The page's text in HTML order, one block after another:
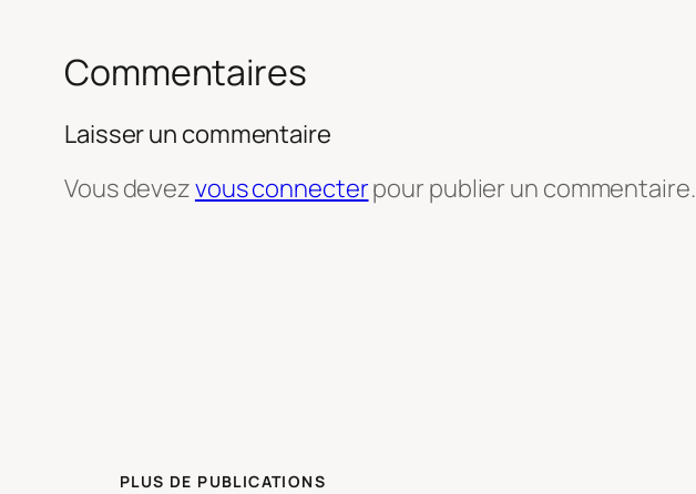
Commentaires
Laisser un commentaire
Vous devezvous connecterpour publier un commentaire.
PLUS DE PUBLICATIONS